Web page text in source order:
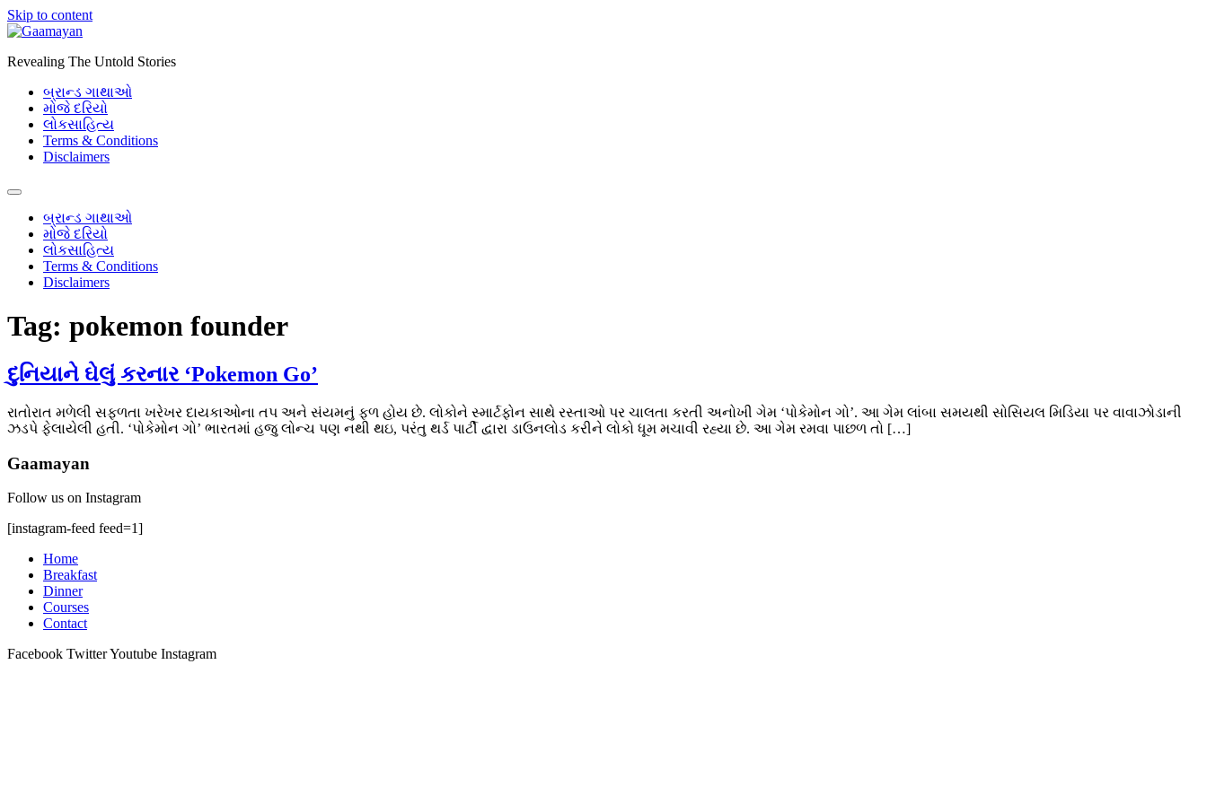
Skip to content
Revealing The Untold Stories
બ્રાન્ડ ગાથાઓ
મોજે દરિયો
લોકસાહિત્ય
Terms & Conditions
Disclaimers
બ્રાન્ડ ગાથાઓ
મોજે દરિયો
લોકસાહિત્ય
Terms & Conditions
Disclaimers
Tag: pokemon founder
દુનિયાને ઘેલું કરનાર ‘Pokemon Go’
રાતોરાત મળેલી સફળતા ખરેખર દાયકાઓના તપ અને સંયમનું ફળ હોય છે. લોકોને સ્માર્ટફોન સાથે રસ્તાઓ પર ચાલતા કરતી અનોખી ગેમ ‘પોકેમોન ગો’. આ ગેમ લાંબા સમયથી સોસિયલ મિડિયા પર વાવાઝોડાની
ઝડપે ફેલાયેલી હતી. ‘પોકેમોન ગો’ ભારતમાં હજુ લોન્ચ પણ નથી થઇ, પરંતુ થર્ડ પાર્ટી દ્વારા ડાઉનલોડ કરીને લોકો ધૂમ મચાવી રહ્યા છે. આ ગેમ રમવા પાછળ તો […]
Gaamayan
Follow us on Instagram
[instagram-feed feed=1]
Home
Breakfast
Dinner
Courses
Contact
Facebook TwitterYoutube Instagram